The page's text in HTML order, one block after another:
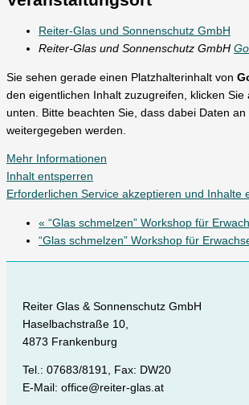
Reiter-Glas und Sonnenschutz GmbH
Reiter-Glas und Sonnenschutz GmbH
Sie sehen gerade einen Platzhalterinhalt von
den eigentlichen Inhalt zuzugreifen, klicken Sie
unten. Bitte beachten Sie, dass dabei Daten
weitergegeben werden.
Mehr Informationen
Inhalt entsperren
Erforderlichen Service akzeptieren und Inhalte
« “Glas schmelzen” Workshop für
“Glas schmelzen” Workshop für
Reiter Glas & Sonnenschutz GmbH
Haselbachstraße 10,
4873 Frankenburg
Tel.: 07683/8191, Fax: DW20
E-Mail: office@reiter-glas.at